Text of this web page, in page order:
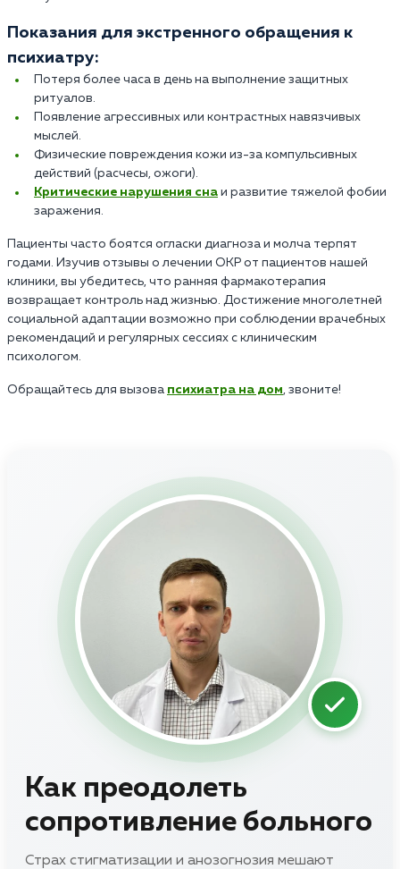
Показания для экстренного обращения к
психиатру:
Потеря более часа в день на выполнение защитных
ритуалов.
Появление агрессивных или контрастных навязчивых
мыслей.
Физические повреждения кожи из-за компульсивных
действий (расчесы, ожоги).
Критические нарушения сна и развитие тяжелой фобии
заражения.
Пациенты часто боятся огласки диагноза и молча терпят
годами. Изучив отзывы о лечении ОКР от пациентов нашей
клиники, вы убедитесь, что ранняя фармакотерапия
возвращает контроль над жизнью. Достижение многолетней
социальной адаптации возможно при соблюдении врачебных
рекомендаций и регулярных сессиях с клиническим
психологом.
Обращайтесь для вызова психиатра на дом, звоните!
Как преодолеть
сопротивление больного
Страх стигматизации и анозогнозия мешают